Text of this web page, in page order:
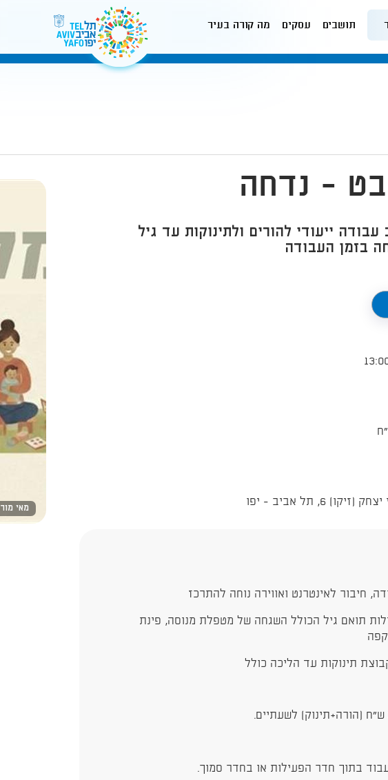
תושבים עסקים מה קורה בעיר
מאי מור
- נדחה
ייעודי להורים ולתינוקות עד גיל
בזמן העבודה
6, תל אביב - יפו
חיבור לאינטרנט ואווירה נוחה להתרכז
תואם גיל הכולל השגחה של מטפלת מנוסה, פינת
תינוקות עד הליכה כולל
בתוך חדר הפעילות או בחדר סמוך.